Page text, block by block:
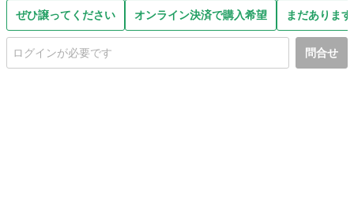
ぜひ譲ってください オンライン決済で購入希望 まだありま
問合せ